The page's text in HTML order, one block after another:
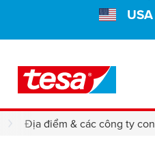
USA
Địa điểm & các công ty con